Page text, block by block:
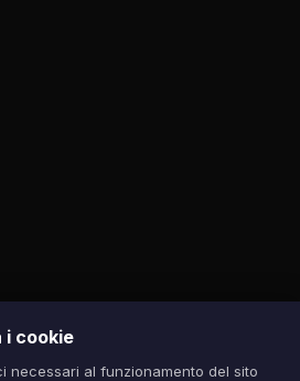
i cookie
necessari al funzionamento del sito
su questo sito sono di proprietà dei